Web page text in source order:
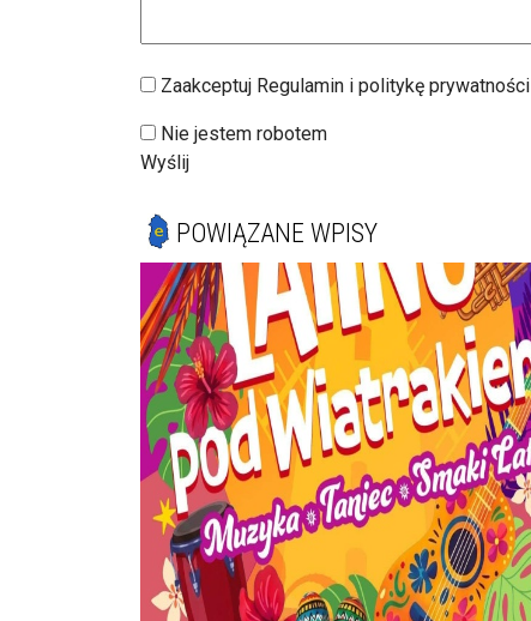
Zaakceptuj Regulamin i politykę prywatności
Nie jestem robotem
Wyślij
POWIĄZANE WPISY